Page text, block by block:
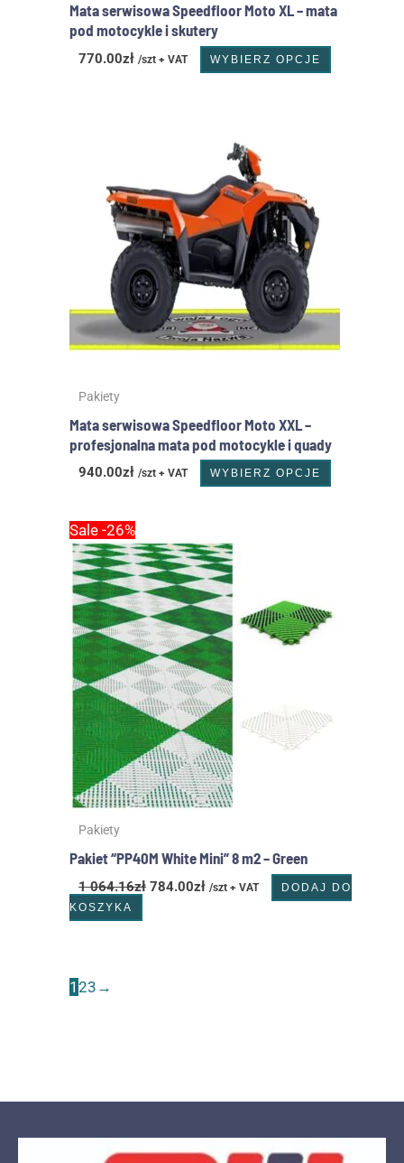
Mata serwisowa Speedfloor Moto XL – mata
pod motocykle i skutery
770.00zł /szt + VAT WYBIERZ OPCJE
Pakiety
Mata serwisowa Speedfloor Moto XXL –
profesjonalna mata pod motocykle i quady
940.00zł /szt + VAT WYBIERZ OPCJE
produktu
Sale -26%
Pakiety
Pakiet “PP40M White Mini” 8 m2 – Green
1 064.16zł
cena
wynosiła:
1
064.16zł.
784.00zł
cena
wynosi:
784.00zł.
/szt + VAT
DODAJ DO
KOSZYKA
123 →